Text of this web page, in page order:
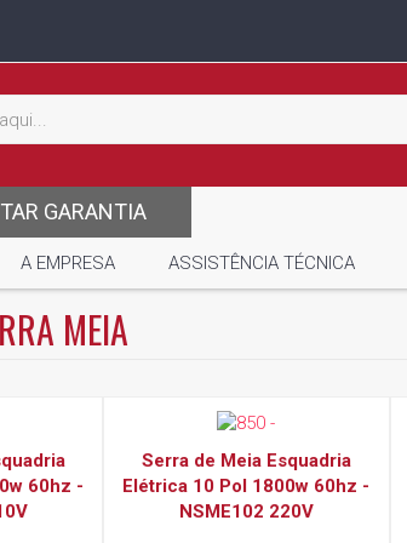
GARANTIA
A EMPRESA ASSISTÊNCIA TÉCNICA
MEIA
60hz -
Serra de Meia Esquadria
Elétrica 10 Pol 1800w 60hz -
NSME102 220V